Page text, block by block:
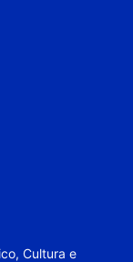
Cultura e